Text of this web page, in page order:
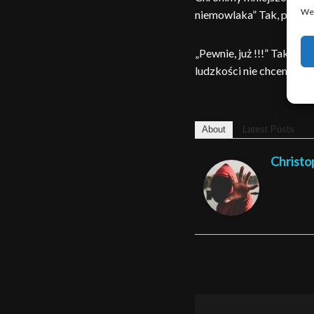
niemowlaka” Tak,
„Pewnie, już !!!” Tak,
ludzkości nie chcemy.
About Latest Posts